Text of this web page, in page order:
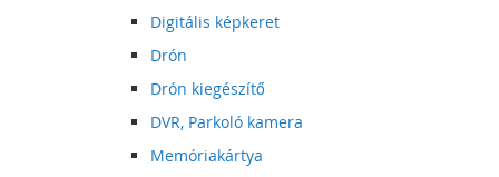
Digitális képkeret
Drón
Drón kiegészítő
DVR, Parkoló kamera
Memóriakártya